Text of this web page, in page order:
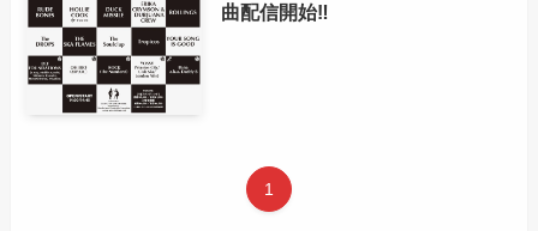
曲配信開始‼
1